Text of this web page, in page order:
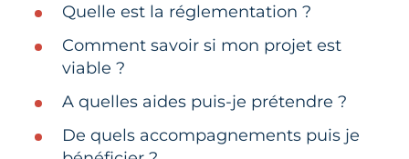
Quelle est la réglementation ?
Comment savoir si mon projet est
viable ?
A quelles aides puis-je prétendre ?
De quels accompagnements puis je